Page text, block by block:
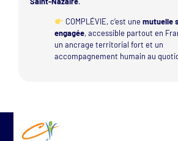
COMPLÉVIE, c’est une mutuelle
engagée, accessible partout en
un ancrage territorial fort et un
accompagnement humain au